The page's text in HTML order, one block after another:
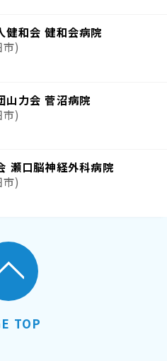
健和会 健和会病院
)
山力会 菅沼病院
)
瀬口脳神経外科病院
)
TOP